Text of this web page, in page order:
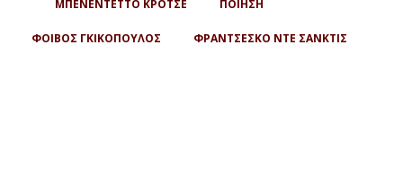
ΜΠΕΝΕΝΤΕΤΤΟ ΚΡΟΤΣΕ ΠΟΙΗΣΗ
ΦΟΙΒΟΣ ΓΚΙΚΟΠΟΥΛΟΣ ΦΡΑΝΤΣΕΣΚΟ ΝΤΕ ΣΑΝΚΤΙΣ